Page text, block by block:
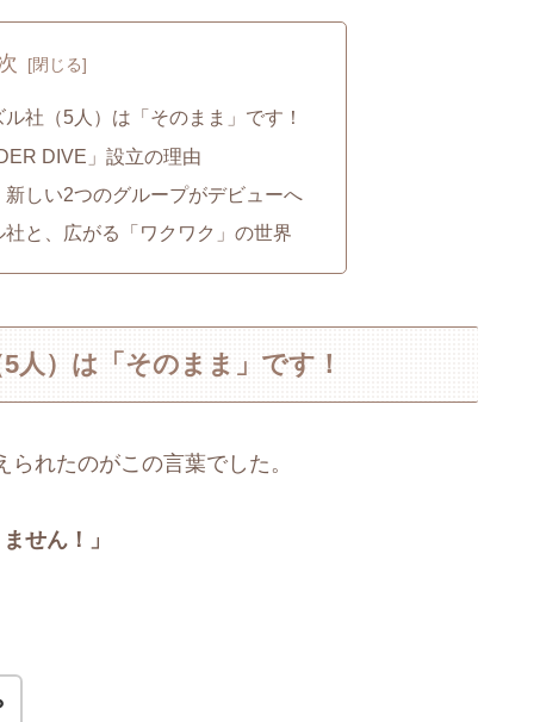
社（5人）は「そのまま」です！
DIVE」設立の理由
しい2つのグループがデビューへ
と、広がる「ワクワク」の世界
人）は「そのまま」です！
れたのがこの言葉でした。
せん！」